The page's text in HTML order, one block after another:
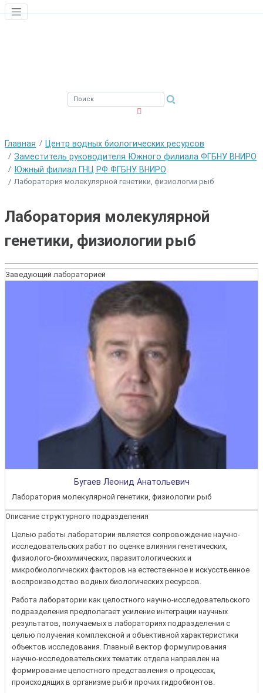
Главная
Центр водных биологических ресурсов
Заместитель руководителя Южного филиала ФГБНУ ВНИРО
Южный филиал ГНЦ РФ ФГБНУ ВНИРО
Лаборатория молекулярной генетики, физиологии рыб
Лаборатория молекулярной
генетики, физиологии рыб
Заведующий лабораторией
Бугаев Леонид Анатольевич
Лаборатория молекулярной генетики, физиологии рыб
Описание структурного подразделения
Целью работы лаборатории является сопровождение научно-
исследовательских работ по оценке влияния генетических,
физиолого-биохимических, паразитологических и
микробиологических факторов на естественное и искусственное
воспроизводство водных биологических ресурсов.
Работа лаборатории как целостного научно-исследовательского
подразделения предполагает усиление интеграции научных
результатов, получаемых в лабораториях подразделения с
целью получения комплексной и объективной характеристики
объектов исследования. Главный вектор формулирования
научно-исследовательских тематик отдела направлен на
формирование целостного представления о процессах,
происходящих в организме рыб и прочих гидробионтов.